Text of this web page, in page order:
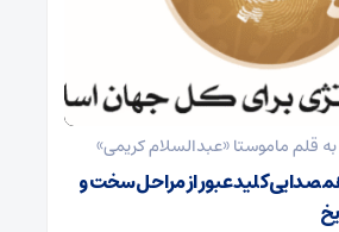
قلم ماموستا «عبدالسلام کریمی»
کلید عبور از مراحل سخت و